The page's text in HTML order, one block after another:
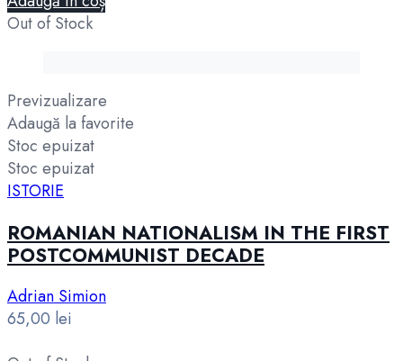
Out of Stock
Previzualizare
Adaugă la favorite
Stoc epuizat
Stoc epuizat
ISTORIE
ROMANIAN NATIONALISM IN THE FIRST
POSTCOMMUNIST DECADE
Adrian Simion
65,00 lei